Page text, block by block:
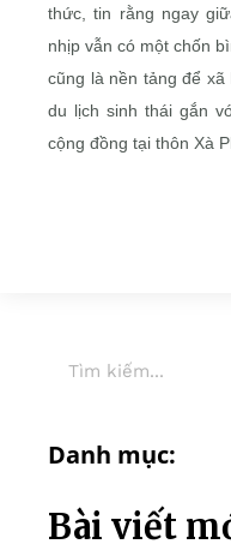
thức, tin rằng ngay
nhịp vẫn có một chốn
cũng là nền tảng để
du lịch sinh thái gắn
cộng đồng tại thôn Xà
Danh mục:
Bài viết